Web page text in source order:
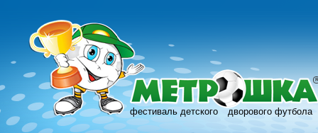
фестиваль детского дворового футбола
R